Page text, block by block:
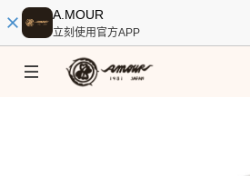
A.MOUR
立刻使用官方APP